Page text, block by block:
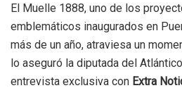
El Muelle 1888, uno de los
emblemáticos inaugurados en
más de un año, atraviesa un
lo aseguró la diputada del
entrevista exclusiva con Extra